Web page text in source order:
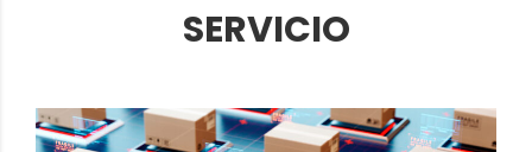
SERVICIO